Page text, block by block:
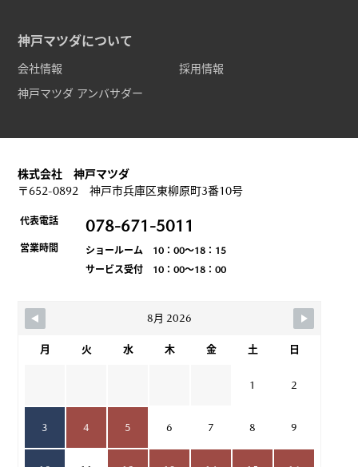
神戸マツダについて
会社情報
採用情報
神戸マツダ アンバサダー
株式会社 神戸マツダ
〒652-0892 神戸市兵庫区東柳原町3番10号
代表電話 078-671-5011
営業時間
ショールーム 10：00～18：15
サービス受付 10：00～18：00
8月 2026
月 火 水 木 金 土 日
1 2
3 4 5 6 7 8 9